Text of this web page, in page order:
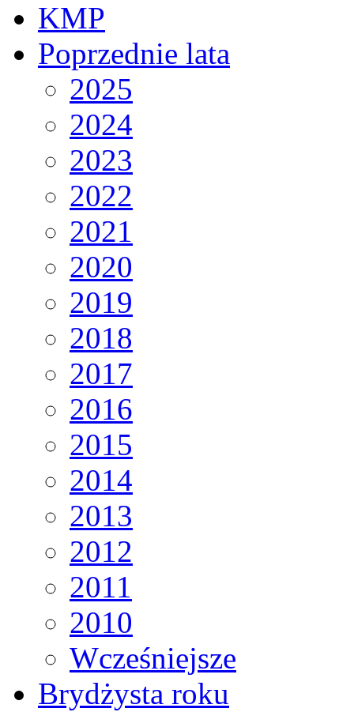
KMP
Poprzednie lata
2025
2024
2023
2022
2021
2020
2019
2018
2017
2016
2015
2014
2013
2012
2011
2010
Wcześniejsze
Brydżysta roku